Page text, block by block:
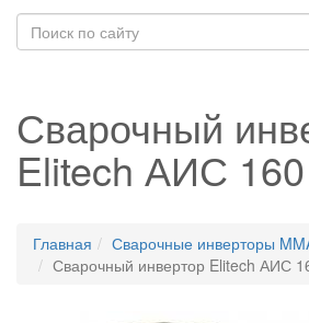
Сварочный
Elitech АИС
Главная
Сварочные инверторы
Сварочный инвертор Elitech АИС